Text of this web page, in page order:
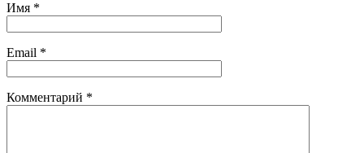
Имя *
Email *
Комментарий *